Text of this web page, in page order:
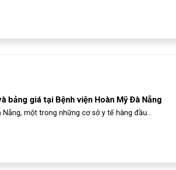
bảng giá tại Bệnh viện Hoàn Mỹ Đà Nẵng
Nẵng, một trong những cơ sở y tế hàng đầu...